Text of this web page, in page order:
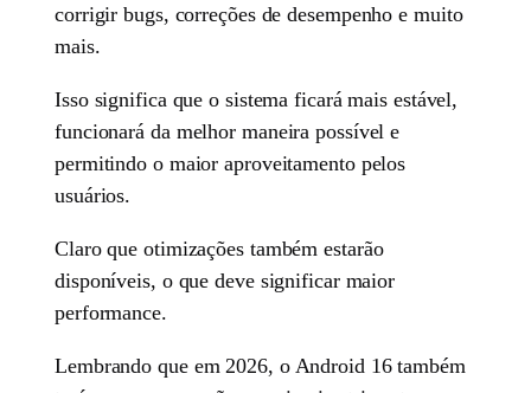
corrigir bugs, correções de desempenho e muito
mais.
Isso significa que o sistema ficará mais estável,
funcionará da melhor maneira possível e
permitindo o maior aproveitamento pelos
usuários.
Claro que otimizações também estarão
disponíveis, o que deve significar maior
performance.
Lembrando que em 2026, o Android 16 também